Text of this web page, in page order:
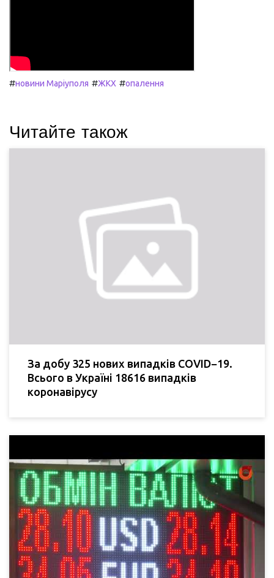
#новини Маріуполя #ЖКХ #опалення
Читайте також
За добу 325 нових випадків COVID−19.
Всього в Україні 18616 випадків
коронавірусу